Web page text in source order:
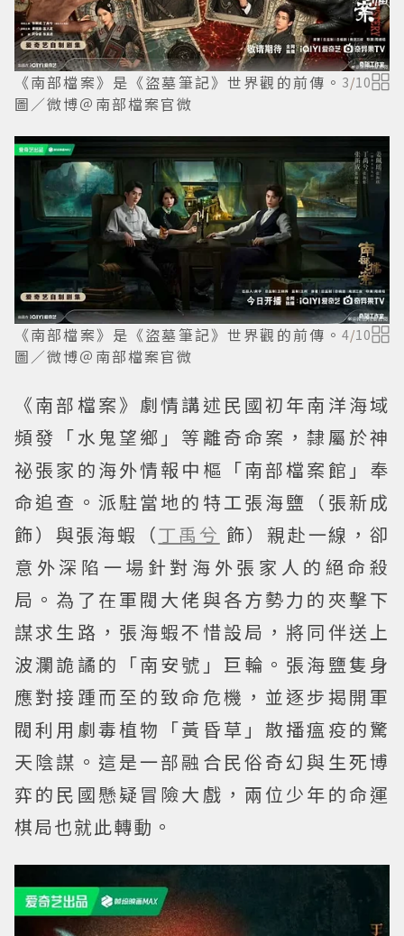
《南部檔案》是《盜墓筆記》世界觀的前傳。
圖／微博＠南部檔案官微
3/10
《南部檔案》是《盜墓筆記》世界觀的前傳。
圖／微博＠南部檔案官微
4/10
《南部檔案》劇情講述民國初年南洋海域
頻發「水鬼望鄉」等離奇命案，隸屬於神
祕張家的海外情報中樞「南部檔案館」奉
命追查。派駐當地的特工張海鹽（張新成
飾）與張海蝦（丁禹兮 飾）親赴一線，卻
意外深陷一場針對海外張家人的絕命殺
局。為了在軍閥大佬與各方勢力的夾擊下
謀求生路，張海蝦不惜設局，將同伴送上
波瀾詭譎的「南安號」巨輪。張海鹽隻身
應對接踵而至的致命危機，並逐步揭開軍
閥利用劇毒植物「黃昏草」散播瘟疫的驚
天陰謀。這是一部融合民俗奇幻與生死博
弈的民國懸疑冒險大戲，兩位少年的命運
棋局也就此轉動。